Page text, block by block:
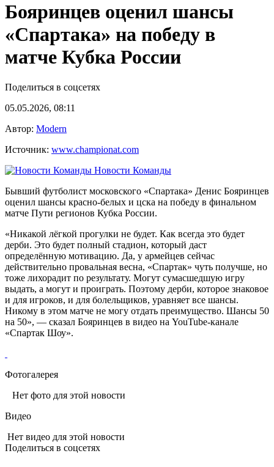
Бояринцев оценил шансы
«Спартака» на победу в
матче Кубка России
Поделиться в соцсетях
05.05.2026, 08:11
Автор: Modern
Источник: www.championat.com
Новости Команды
Бывший футболист московского «Спартака» Денис Бояринцев
оценил шансы красно-белых и цска на победу в финальном
матче Пути регионов Кубка России.
«Никакой лёгкой прогулки не будет. Как всегда это будет
дерби. Это будет полный стадион, который даст
определённую мотивацию. Да, у армейцев сейчас
действительно провальная весна, «Спартак» чуть получше, но
тоже лихорадит по результату. Могут сумасшедшую игру
выдать, а могут и проиграть. Поэтому дерби, которое знаковое
и для игроков, и для болельщиков, уравняет все шансы.
Никому в этом матче не могу отдать преимущество. Шансы 50
на 50», — сказал Бояринцев в видео на YouTube-канале
«Спартак Шоу».
Фотогалерея
Нет фото для этой новости
Видео
Нет видео для этой новости
Поделиться в соцсетях